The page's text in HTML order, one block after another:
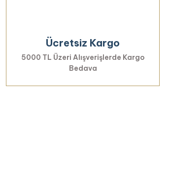
Bu ürüne benzer farklı alternatifler olmalı.
Ücretsiz Kargo
5000 TL Üzeri Alışverişlerde Kargo
Bedava